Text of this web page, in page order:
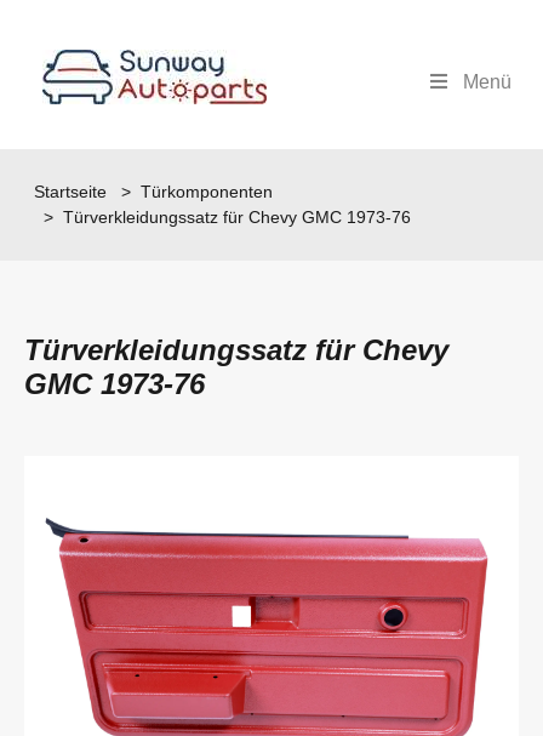
Menü
Startseite >Türkomponenten
> Türverkleidungssatz für Chevy GMC 1973-76
Türverkleidungssatz für Chevy
GMC 1973-76